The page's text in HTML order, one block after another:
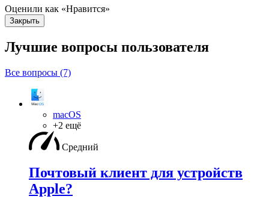
Оценили как «Нравится»
Закрыть
Лучшие вопросы пользователя
Все вопросы (7)
macOS
+2 ещё
Средний
Почтовый клиент для устройств
Apple?